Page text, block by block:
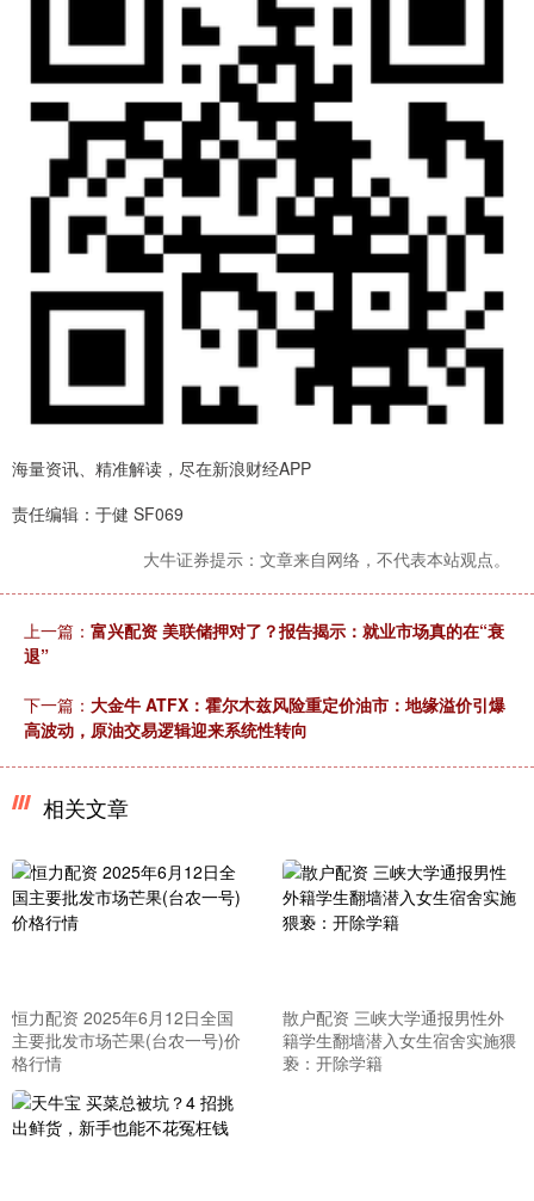
海量资讯、精准解读，尽在新浪财经APP
责任编辑：于健 SF069
大牛证券提示：文章来自网络，不代表本站观点。
上一篇： 富兴配资 美联储押对了？报告揭示：就业市场真的在“衰
退”
下一篇： 大金牛 ATFX：霍尔木兹风险重定价油市：地缘溢价引爆
高波动，原油交易逻辑迎来系统性转向
相关文章
恒力配资 2025年6月12日全国
主要批发市场芒果(台农一号)价
格行情
散户配资 三峡大学通报男性外
籍学生翻墙潜入女生宿舍实施猥
亵：开除学籍